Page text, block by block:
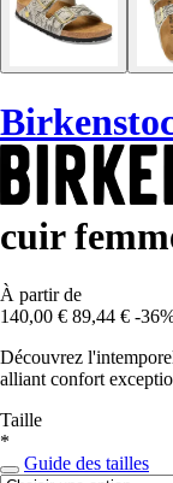
cuir
À partir de
140,00 € 89,44 € -
Découvrez
alliant confort
Taille
*
Guide des tailles